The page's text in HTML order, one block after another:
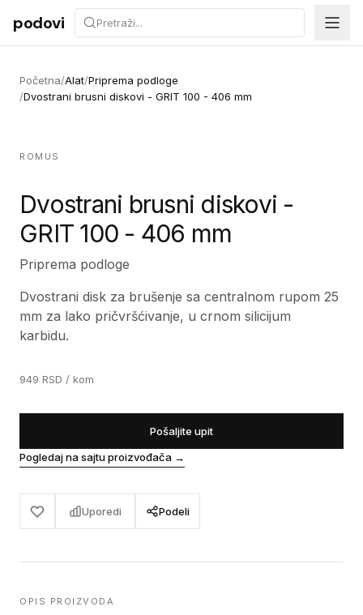
Preskoči na sadržaj
podovi
Početna/Alat/Priprema podloge
/Dvostrani brusni diskovi - GRIT 100 - 406 mm
ROMUS
Dvostrani brusni diskovi -
GRIT 100 - 406 mm
Priprema podloge
Dvostrani disk za brušenje sa centralnom rupom 25
mm za lako pričvršćivanje, u crnom silicijum
karbidu.
949 RSD / kom
Pošaljite upit
Pogledaj na sajtu proizvođača →
Uporedi Podeli
OPIS PROIZVODA